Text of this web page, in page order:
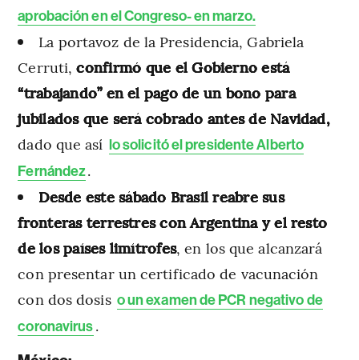
aprobación en el Congreso- en marzo.
La portavoz de la Presidencia, Gabriela
Cerruti, confirmó que el Gobierno está
“trabajando” en el pago de un bono para
jubilados que será cobrado antes de Navidad,
dado que así lo solicitó el presidente Alberto
Fernández.
Desde este sábado Brasil reabre sus
fronteras terrestres con Argentina y el resto
de los países limítrofes, en los que alcanzará
con presentar un certificado de vacunación
con dos dosis o un examen de PCR negativo de
coronavirus.